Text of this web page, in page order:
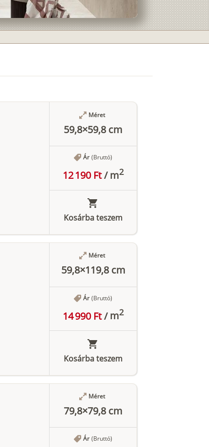
Méret
59,8×59,8 cm
Ár (Bruttó)
12 190 Ft/m2
Kosárba teszem
Méret
59,8×119,8 cm
Ár (Bruttó)
14 990 Ft/m2
Kosárba teszem
Méret
79,8×79,8 cm
Ár (Bruttó)